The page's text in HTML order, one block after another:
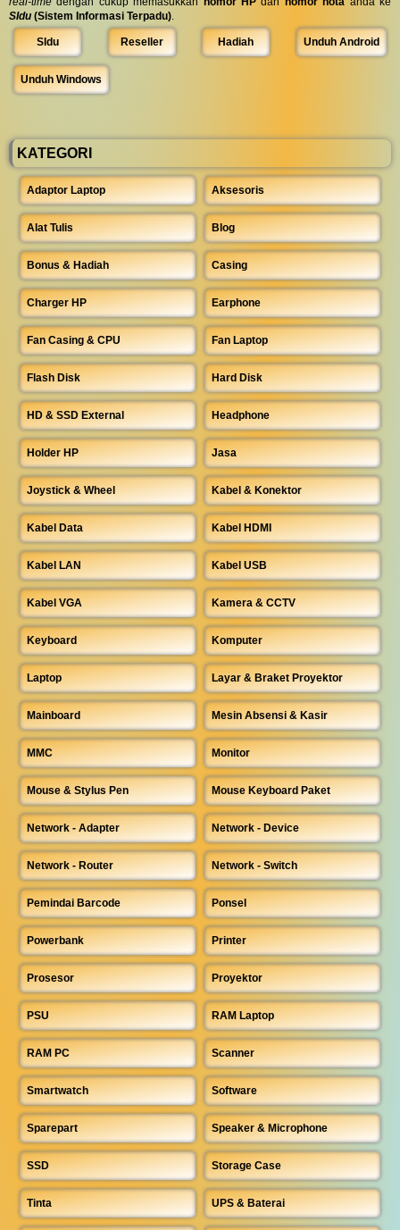
SIdu (Sistem Informasi Terpadu).
SIdu Reseller Hadiah Unduh Android
Unduh Windows
KATEGORI
Adaptor Laptop Aksesoris
Alat Tulis Blog
Bonus & Hadiah Casing
Charger HP Earphone
Fan Casing & CPU Fan Laptop
Flash Disk Hard Disk
HD & SSD External Headphone
Holder HP Jasa
Joystick & Wheel Kabel & Konektor
Kabel Data Kabel HDMI
Kabel LAN Kabel USB
Kabel VGA Kamera & CCTV
Keyboard Komputer
Laptop Layar & Braket Proyektor
Mainboard Mesin Absensi & Kasir
MMC Monitor
Mouse & Stylus Pen Mouse Keyboard Paket
Network - Adapter Network - Device
Network - Router Network - Switch
Pemindai Barcode Ponsel
Powerbank Printer
Prosesor Proyektor
PSU RAM Laptop
RAM PC Scanner
Smartwatch Software
Sparepart Speaker & Microphone
SSD Storage Case
Tinta UPS & Baterai